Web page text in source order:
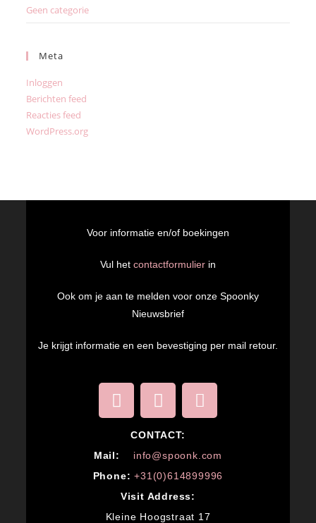
Geen categorie
Meta
Inloggen
Berichten feed
Reacties feed
WordPress.org
Voor informatie en/of boekingen
Vul het contactformulier in
Ook om je aan te melden voor onze Spoonky
Nieuwsbrief
Je krijgt informatie en een bevestiging per mail retour.
CONTACT:
Mail:
info@spoonk.com
Phone: +31(0)614899996
Visit Address:
Kleine Hoogstraat 17